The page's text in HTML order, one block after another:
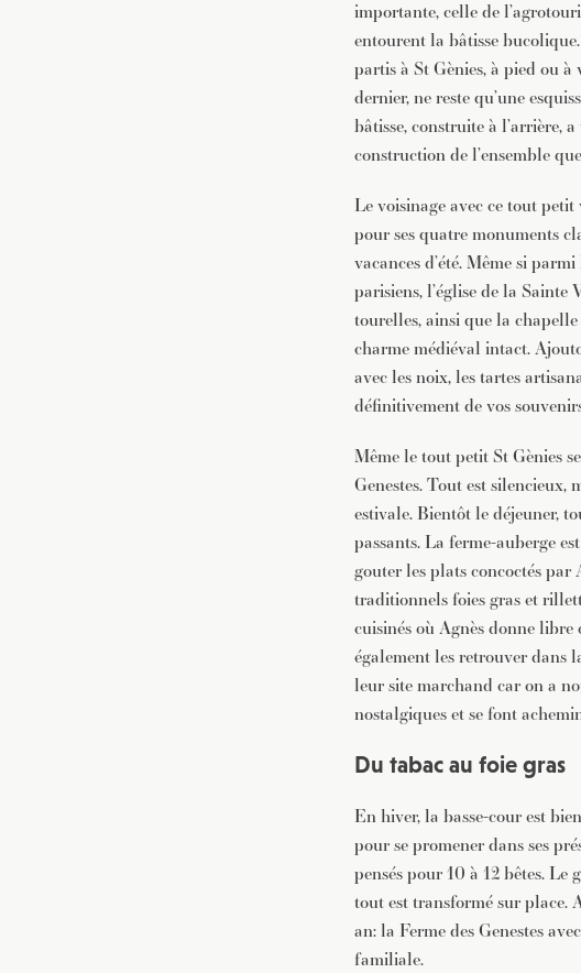
importante, celle de
entourent la bâtisse
partis à St Gènies, à pied ou
dernier, ne reste qu’une
bâtisse, construite à l’arrière,
construction de l’ensemble
Le voisinage avec ce tout
pour ses quatre monuments
vacances d’été. Même si
parisiens, l’église de la Sainte
tourelles, ainsi que la
charme médiéval intact.
avec les noix, les tartes
définitivement de vos
Même le tout petit St Gènies
Genestes. Tout est silencieux,
estivale. Bientôt le déjeuner,
passants. La ferme-auberge
gouter les plats concoctés
traditionnels foies gras et
cuisinés où Agnès donne
également les retrouver dans
leur site marchand car on a
nostalgiques et se font
Du tabac au foie gras
En hiver, la basse-cour est
pour se promener dans ses
pensés pour 10 à 12 bêtes. Le
tout est transformé sur place.
an: la Ferme des Genestes
familiale.